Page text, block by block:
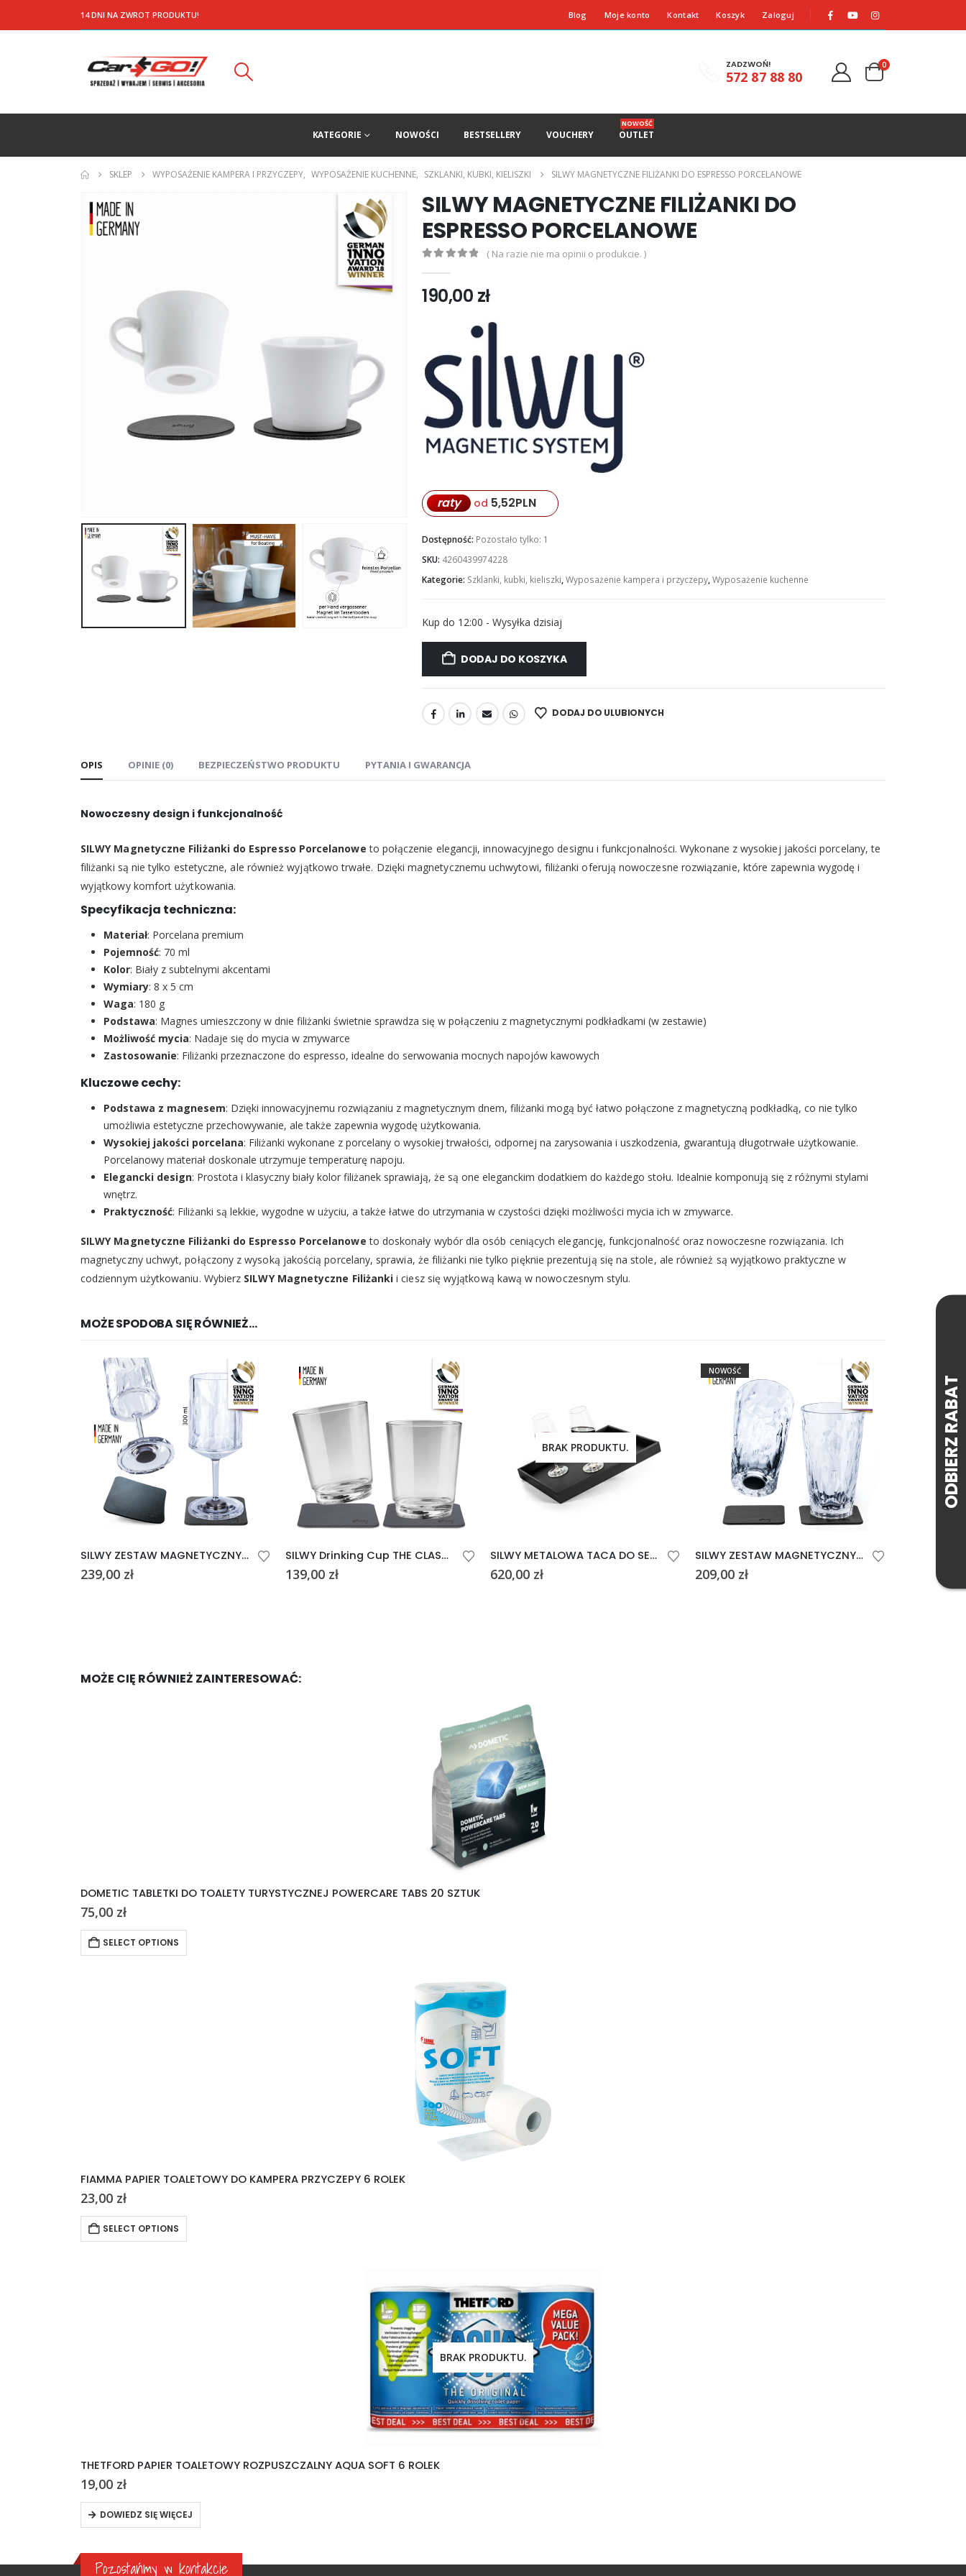
14 DNI NA ZWROT PRODUKTU! Blog Moje konto Kontakt Koszyk Zaloguj
ZADZWOŃ!
572 87 88 80
0
KATEGORIE NOWOŚCI BESTSELLERY VOUCHERY OUTLET
NOWOŚĆ
SKLEP WYPOSAŻENIE KAMPERA I PRZYCZEPY, WYPOSAŻENIE KUCHENNE, SZKLANKI, KUBKI, KIELISZKI SILWY MAGNETYCZNE FILIŻANKI DO ESPRESSO PORCELANOWE
SILWY MAGNETYCZNE FILIŻANKI DO
ESPRESSO PORCELANOWE
( Na razie nie ma opinii o produkcie. )
190,00 zł
raty od 5,52PLN
Dostępność: Pozostało tylko: 1
SKU: 4260439974228
Kategorie: Szklanki, kubki, kieliszki,Wyposażenie kampera i przyczepy,Wyposażenie kuchenne
Kup do 12:00 - Wysyłka dzisiaj
DODAJ DO KOSZYKA
DODAJ DO ULUBIONYCH
OPIS OPINIE (0) BEZPIECZEŃSTWO PRODUKTU PYTANIA I GWARANCJA
Nowoczesny design i funkcjonalność
SILWY Magnetyczne Filiżanki do Espresso Porcelanowe to połączenie elegancji, innowacyjnego designu i funkcjonalności. Wykonane z wysokiej jakości porcelany, te
filiżanki są nie tylko estetyczne, ale również wyjątkowo trwałe. Dzięki magnetycznemu uchwytowi, filiżanki oferują nowoczesne rozwiązanie, które zapewnia wygodę i
wyjątkowy komfort użytkowania.
Specyfikacja techniczna:
Materiał: Porcelana premium
Pojemność: 70 ml
Kolor: Biały z subtelnymi akcentami
Wymiary: 8 x 5 cm
Waga: 180 g
Podstawa: Magnes umieszczony w dnie filiżanki świetnie sprawdza się w połączeniu z magnetycznymi podkładkami (w zestawie)
Możliwość mycia: Nadaje się do mycia w zmywarce
Zastosowanie: Filiżanki przeznaczone do espresso, idealne do serwowania mocnych napojów kawowych
Kluczowe cechy:
Podstawa z magnesem: Dzięki innowacyjnemu rozwiązaniu z magnetycznym dnem, filiżanki mogą być łatwo połączone z magnetyczną podkładką, co nie tylko
umożliwia estetyczne przechowywanie, ale także zapewnia wygodę użytkowania.
Wysokiej jakości porcelana: Filiżanki wykonane z porcelany o wysokiej trwałości, odpornej na zarysowania i uszkodzenia, gwarantują długotrwałe użytkowanie.
Porcelanowy materiał doskonale utrzymuje temperaturę napoju.
Elegancki design: Prostota i klasyczny biały kolor filiżanek sprawiają, że są one eleganckim dodatkiem do każdego stołu. Idealnie komponują się z różnymi stylami
wnętrz.
Praktyczność: Filiżanki są lekkie, wygodne w użyciu, a także łatwe do utrzymania w czystości dzięki możliwości mycia ich w zmywarce.
SILWY Magnetyczne Filiżanki do Espresso Porcelanowe to doskonały wybór dla osób ceniących elegancję, funkcjonalność oraz nowoczesne rozwiązania. Ich
magnetyczny uchwyt, połączony z wysoką jakością porcelany, sprawia, że filiżanki nie tylko pięknie prezentują się na stole, ale również są wyjątkowo praktyczne w
codziennym użytkowaniu. Wybierz SILWY Magnetyczne Filiżanki i ciesz się wyjątkową kawą w nowoczesnym stylu.
MOŻE SPODOBA SIĘ RÓWNIEŻ…
SILWY ZESTAW MAGNETYCZNYCH KIELISZKÓW
239,00 zł
SILWY Drinking Cup THE CLASSIC
139,00 zł
BRAK PRODUKTU.
SILWY METALOWA TACA DO SERWOWANIA
620,00 zł
NOWOŚĆ
SILWY ZESTAW MAGNETYCZNYCH SZKLANEK DO NAPOJÓW LONGDRINK
209,00 zł
MOŻE CIĘ RÓWNIEŻ ZAINTERESOWAĆ:
DOMETIC TABLETKI DO TOALETY TURYSTYCZNEJ POWERCARE TABS 20 SZTUK
75,00 zł
SELECT OPTIONS
FIAMMA PAPIER TOALETOWY DO KAMPERA PRZYCZEPY 6 ROLEK
23,00 zł
SELECT OPTIONS
BRAK PRODUKTU.
THETFORD PAPIER TOALETOWY ROZPUSZCZALNY AQUA SOFT 6 ROLEK
19,00 zł
DOWIEDZ SIĘ WIĘCEJ
Pozostańmy w kontakcie